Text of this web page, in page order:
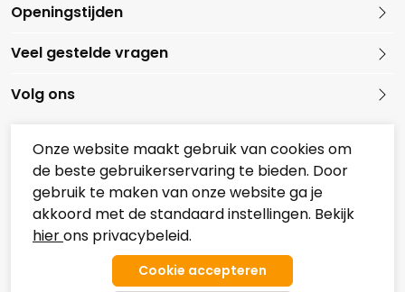
Openingstijden
Overzicht Koopzondagen
Veel gestelde vragen
Volg ons
Onze partners
Onze website maakt gebruik van cookies om
de beste gebruikerservaring te bieden. Door
gebruik te maken van onze website ga je
akkoord met de standaard instellingen. Bekijk
hierons privacybeleid.